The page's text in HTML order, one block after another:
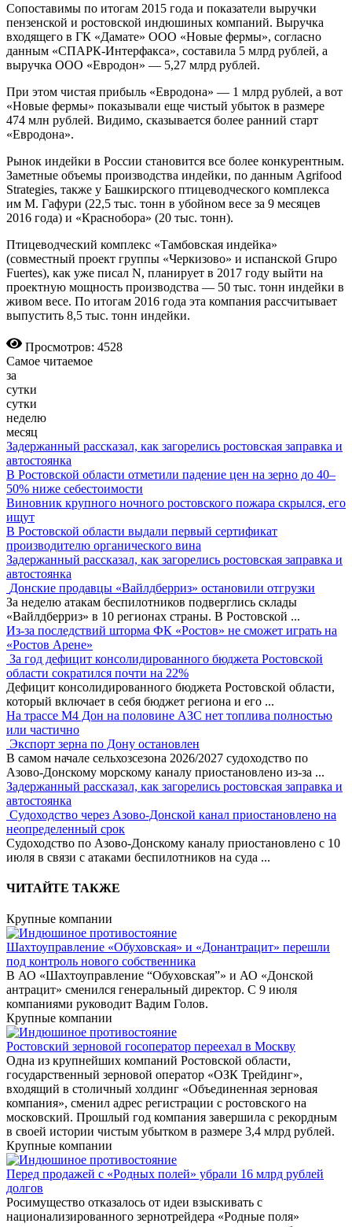
Сопоставимы по итогам 2015 года и показатели выручки
пензенской и ростовской индюшиных компаний. Выручка
входящего в ГК «Дамате» ООО «Новые фермы», согласно
данным «СПАРК-Интерфакса», составила 5 млрд рублей, а
выручка ООО «Евродон» — 5,27 млрд рублей.
При этом чистая прибыль «Евродона» — 1 млрд рублей, а вот
«Новые фермы» показывали еще чистый убыток в размере
474 млн рублей. Видимо, сказывается более ранний старт
«Евродона».
Рынок индейки в России становится все более конкурентным.
Заметные объемы производства индейки, по данным Agrifood
Strategies, также у Башкирского птицеводчес­кого комплекса
им М. Гафури (22,5 тыс. тонн в убойном весе за 9 месяцев
2016 года) и «Краснобора» (20 тыс. тонн).
Птицеводческий комплекс «Тамбовская индейка»
(совместный проект группы «Черкизово» и испанской Grupo
Fuertes), как уже писал N, планирует в 2017 году выйти на
проектную мощность производства — 50 тыс. тонн индейки в
живом весе. По итогам 2016 года эта компания рассчитывает
выпустить 8,5 тыс. тонн индейки.
Просмотров: 4528
Самое читаемое
за
сутки
сутки
неделю
месяц
Задержанный рассказал, как загорелись ростовская заправка и
автостоянка
В Ростовской области отметили падение цен на зерно до 40–
50% ниже себестоимости
Виновник крупного ночного ростовского пожара скрылся, его
ищут
В Ростовской области выдали первый сертификат
производителю органического вина
Задержанный рассказал, как загорелись ростовская заправка и
автостоянка
Донские продавцы «Вайлдберриз» остановили отгрузки
За неделю атакам беспилотников подверглись склады
«Вайлдберриз» в 10 регионах страны. В Ростовской ...
Из-за последствий шторма ФК «Ростов» не сможет играть на
«Ростов Арене»
За год дефицит консолидированного бюджета Ростовской
области сократился почти на 22%
Дефицит консолидированного бюджета Ростовской области,
который включает в себя бюджет региона и его ...
На трассе М4 Дон на половине АЗС нет топлива полностью
или частично
Экспорт зерна по Дону остановлен
В самом начале сельхозсезона 2026/2027 судоходство по
Азово-Донскому морскому каналу приостановлено из-за ...
Задержанный рассказал, как загорелись ростовская заправка и
автостоянка
Судоходство через Азово-Донской канал приостановлено на
неопределенный срок
Судоходство по Азово-Донскому каналу приостановлено с 10
июля в связи с атаками беспилотников на суда ...
ЧИТАЙТЕ ТАКЖЕ
Крупные компании
Шахтоуправление «Обуховская» и «Донантрацит» перешли
под контроль нового собственника
В АО «Шахтоуправление “Обуховская”» и АО «Донской
антрацит» сменился генеральный директор. С 9 июля
компаниями руководит Вадим Голов.
Крупные компании
Ростовский зерновой госоператор переехал в Москву
Одна из крупнейших компаний Ростовской области,
государственный зерновой оператор «ОЗК Трейдинг»,
входящий в столичный холдинг «Объединенная зерновая
компания», сменил адрес регистрации с ростовского на
московский. Прошлый год компания завершила с рекордным
в своей истории чистым убытком в размере 3,4 млрд рублей.
Крупные компании
Перед продажей с «Родных полей» убрали 16 млрд рублей
долгов
Росимущество отказалось от идеи взыскивать с
национализированного зернотрейдера «Родные поля»